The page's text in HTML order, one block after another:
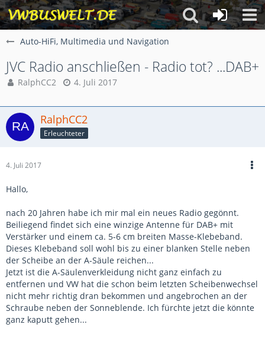
Auto-HiFi, Multimedia und Navigation
JVC Radio anschließen - Radio tot? ...DAB+
RalphCC2 4. Juli 2017
RalphCC2
Erleuchteter
4. Juli 2017
Hallo,
nach 20 Jahren habe ich mir mal ein neues Radio gegönnt.
Beiliegend findet sich eine winzige Antenne für DAB+ mit
Verstärker und einem ca. 5-6 cm breiten Masse-Klebeband.
Dieses Klebeband soll wohl bis zu einer blanken Stelle neben
der Scheibe an der A-Säule reichen...
Jetzt ist die A-Säulenverkleidung nicht ganz einfach zu
entfernen und VW hat die schon beim letzten Scheibenwechsel
nicht mehr richtig dran bekommen und angebrochen an der
Schraube neben der Sonneblende. Ich fürchte jetzt die könnte
ganz kaputt gehen...